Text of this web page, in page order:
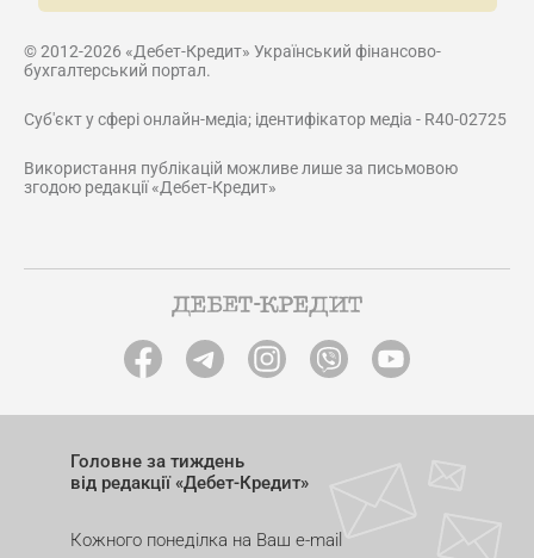
© 2012-2026 «Дебет-Кредит» Український фінансово-
бухгалтерський портал.
Суб'єкт у сфері онлайн-медіа; ідентифікатор медіа - R40-02725
Використання публікацій можливе лише за письмовою
згодою редакції «Дебет-Кредит»
Головне за тиждень
від редакції «Дебет-Кредит»
Кожного понеділка на Ваш e-mail